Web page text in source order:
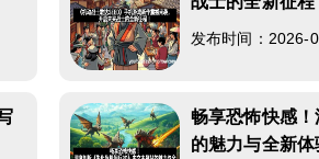
发布时间：2026-
畅享恐怖快感
的魅力与全新体